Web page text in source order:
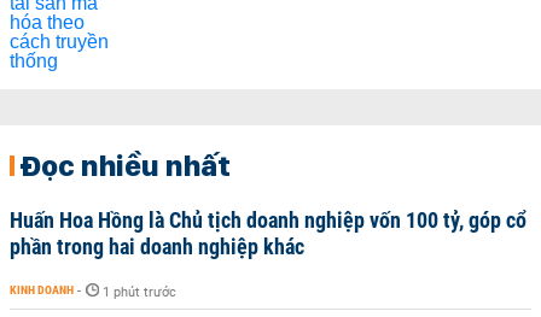
Đọc nhiều nhất
Huấn Hoa Hồng là Chủ tịch doanh nghiệp vốn 100 tỷ, góp cổ
phần trong hai doanh nghiệp khác
KINH DOANH - 1 phút trước